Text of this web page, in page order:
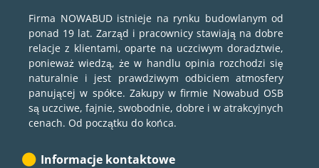
Firma NOWABUD istnieje na rynku budowlanym od
ponad 19 lat. Zarząd i pracownicy stawiają na dobre
relacje z klientami, oparte na uczciwym doradztwie,
ponieważ wiedzą, że w handlu opinia rozchodzi się
naturalnie i jest prawdziwym odbiciem atmosfery
panującej w spółce. Zakupy w firmie Nowabud OSB
są uczciwe, fajnie, swobodnie, dobre i w atrakcyjnych
cenach. Od początku do końca.
Informacje kontaktowe